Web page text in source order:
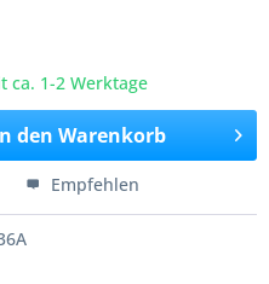
ca. 1-2 Werktage
den Warenkorb
Empfehlen